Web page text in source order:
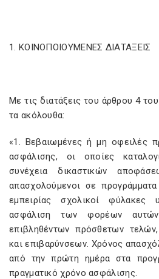
1. ΚΟΙΝΟΠΟΙΟΥΜΕΝΕΣ ΔΙΑΤΑΞΕΙΣ
Με τις διατάξεις του άρθρου 4
τα ακόλουθα:
«1. Βεβαιωμένες ή μη οφειλές
ασφάλισης, οι οποίες
συνέχεια δικαστικών
απασχολούμενοι σε
εμπειρίας σχολικοί φύλακες
ασφάλιση των φορέων
επιβληθέντων πρόσθετων
και επιβαρύνσεων. Χρόνος
από την πρώτη ημέρα στα
πραγματικό χρόνο ασφάλισης.